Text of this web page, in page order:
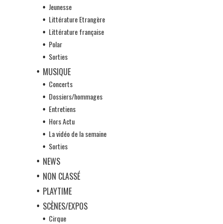
Jeunesse
Littérature Etrangère
Littérature française
Polar
Sorties
MUSIQUE
Concerts
Dossiers/hommages
Entretiens
Hors Actu
La vidéo de la semaine
Sorties
NEWS
NON CLASSÉ
PLAYTIME
SCÈNES/EXPOS
Cirque